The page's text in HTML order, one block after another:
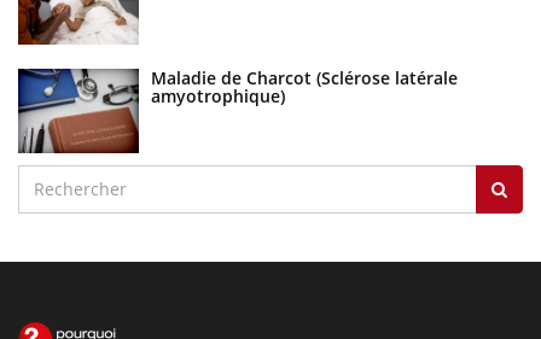
Maladie de Charcot (Sclérose latérale
amyotrophique)